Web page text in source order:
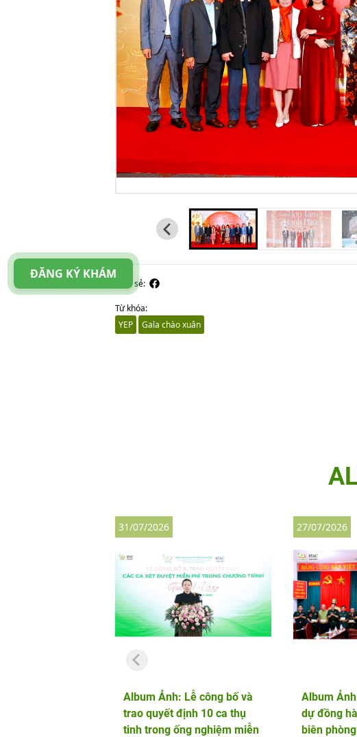
Chia sẻ:
Từ khóa:
YEP
Gala chào xuân
Album Ảnh: Lễ công bố và
trao quyết định 10 ca thụ
tinh trong ống nghiệm miễn
31/07/2026
Album
dự đồng
biên
27/07/2026
ĐĂNG KÝ KHÁM